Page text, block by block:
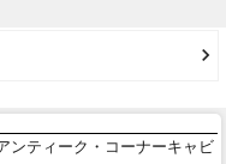
ティーク・コーナーキャビ